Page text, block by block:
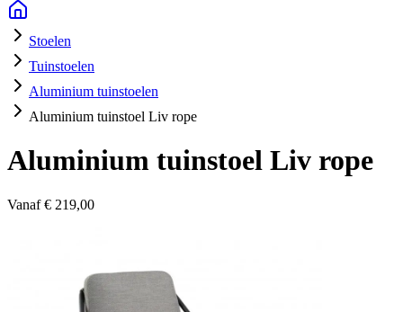
Stoelen
Tuinstoelen
Aluminium tuinstoelen
Aluminium tuinstoel Liv rope
Aluminium tuinstoel Liv rope
Vanaf € 219,00